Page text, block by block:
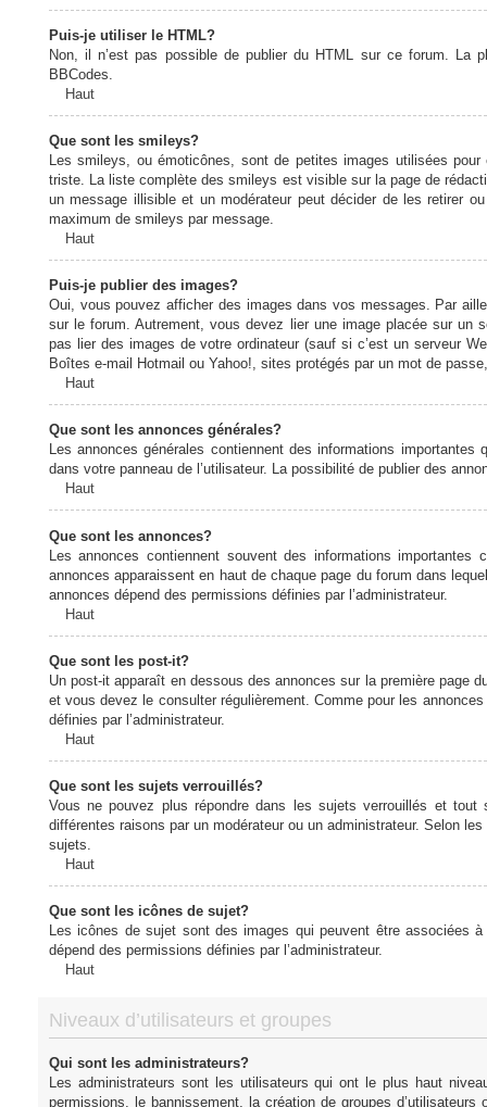
Puis-je utiliser le HTML?
Non, il n’est pas possible de publier du HTML sur ce forum. La
BBCodes.
Haut
Que sont les smileys?
Les smileys, ou émoticônes, sont de petites images utilisées
triste. La liste complète des smileys est visible sur la page de
un message illisible et un modérateur peut décider de les retirer
maximum de smileys par message.
Haut
Puis-je publier des images?
Oui, vous pouvez afficher des images dans vos messages. Par
sur le forum. Autrement, vous devez lier une image placée sur un
pas lier des images de votre ordinateur (sauf si c’est un serveur
Boîtes e-mail Hotmail ou Yahoo!, sites protégés par un mot de
Haut
Que sont les annonces générales?
Les annonces générales contiennent des informations
dans votre panneau de l’utilisateur. La possibilité de publier des
Haut
Que sont les annonces?
Les annonces contiennent souvent des informations
annonces apparaissent en haut de chaque page du forum dans
annonces dépend des permissions définies par l’administrateur.
Haut
Que sont les post-it?
Un post-it apparaît en dessous des annonces sur la première page
et vous devez le consulter régulièrement. Comme pour les
définies par l’administrateur.
Haut
Que sont les sujets verrouillés?
Vous ne pouvez plus répondre dans les sujets verrouillés et
différentes raisons par un modérateur ou un administrateur. Selon
sujets.
Haut
Que sont les icônes de sujet?
Les icônes de sujet sont des images qui peuvent être associées
dépend des permissions définies par l’administrateur.
Haut
Niveaux d’utilisateurs et groupes
Qui sont les administrateurs?
Les administrateurs sont les utilisateurs qui ont le plus haut
permissions, le bannissement, la création de groupes